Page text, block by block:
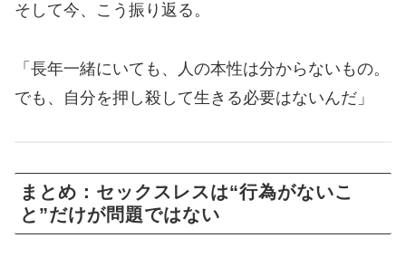
そして今、こう振り返る。
「長年一緒にいても、人の本性は分からないもの。
でも、自分を押し殺して生きる必要はないんだ」
まとめ：セックスレスは“行為がないこ
と”だけが問題ではない